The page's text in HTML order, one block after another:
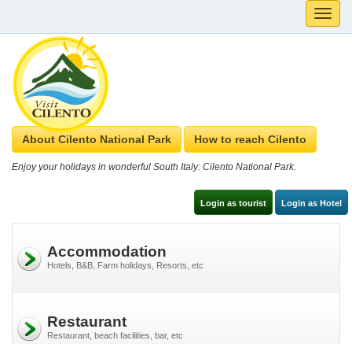
Toggle
About Cilento National Park How to reach Cilento
Enjoy your holidays in wonderful South Italy: Cilento National Park.
Login as tourist Login as Hotel
Accommodation
Hotels, B&B, Farm holidays, Resorts, etc
Restaurant
Restaurant, beach facilities, bar, etc